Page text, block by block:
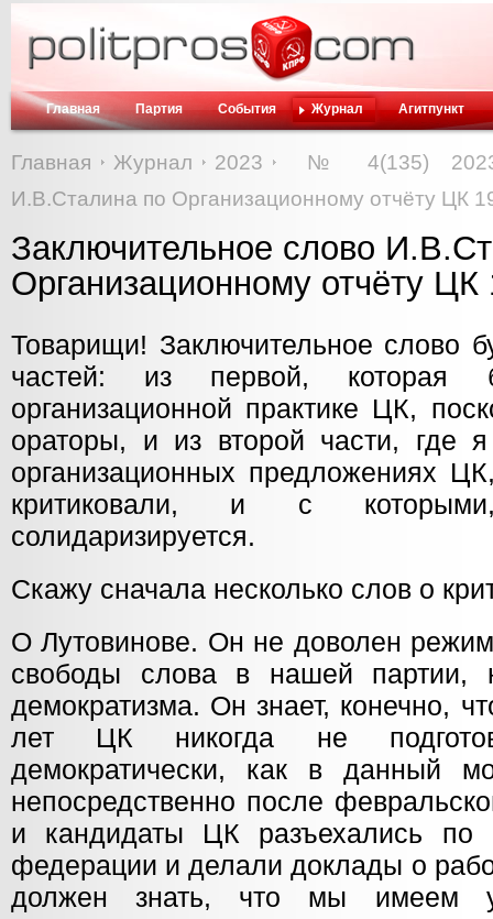
Главная Партия События Журнал Агитпункт
Главная Журнал 2023
№ 4(135)
И.В.Сталина по Организационному отчёту ЦК
Заключительное слово
Организационному отчёту ЦК
Товарищи! Заключительное слово
частей: из первой, которая
организационной практике ЦК,
ораторы, и из второй части, где
организационных предложениях
критиковали, и с
солидаризируется.
Скажу сначала несколько слов о
О Лутовинове. Он не доволен
свободы слова в нашей партии,
демократизма. Он знает, конечно,
лет ЦК никогда не
демократически, как в данный
непосредственно после
и кандидаты ЦК разъехались по
федерации и делали доклады о
должен знать, что мы имеем